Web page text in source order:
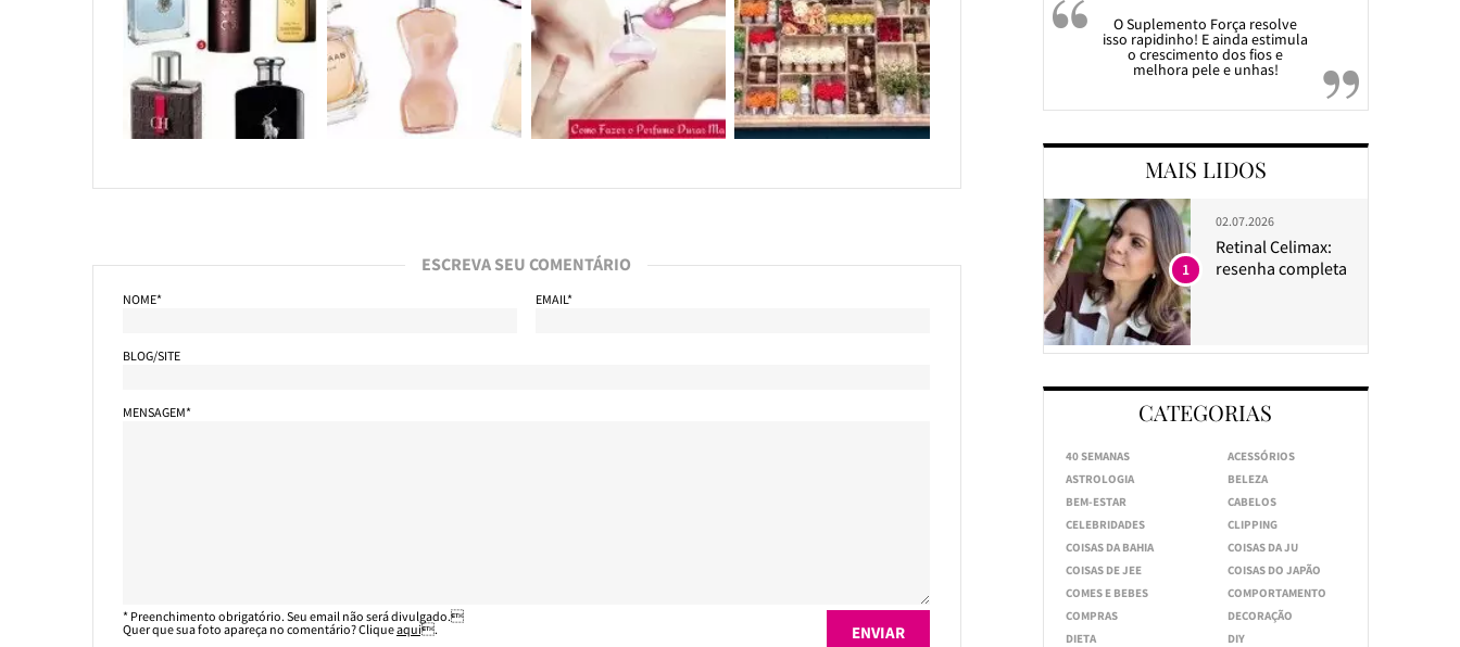
ESCREVA SEU COMENTÁRIO
NOME* EMAIL*
BLOG/SITE
MENSAGEM*
* Preenchimento obrigatório. Seu email não será divulgado.
Quer que sua foto apareça no comentário? Cliqueaqui.
O Suplemento Força resolve
isso rapidinho! E ainda estimula
o crescimento dos fios e
melhora pele e unhas!
MAIS LIDOS
02.07.2026
Retinal Celimax:
resenha completa
1
CATEGORIAS
40 SEMANAS
ACESSÓRIOS
ASTROLOGIA
BELEZA
BEM-ESTAR
CABELOS
CELEBRIDADES
CLIPPING
COISAS DA BAHIA
COISAS DA JU
COISAS DE JEE
COISAS DO JAPÃO
COMES E BEBES
COMPORTAMENTO
COMPRAS
DECORAÇÃO
DIETA
DIY